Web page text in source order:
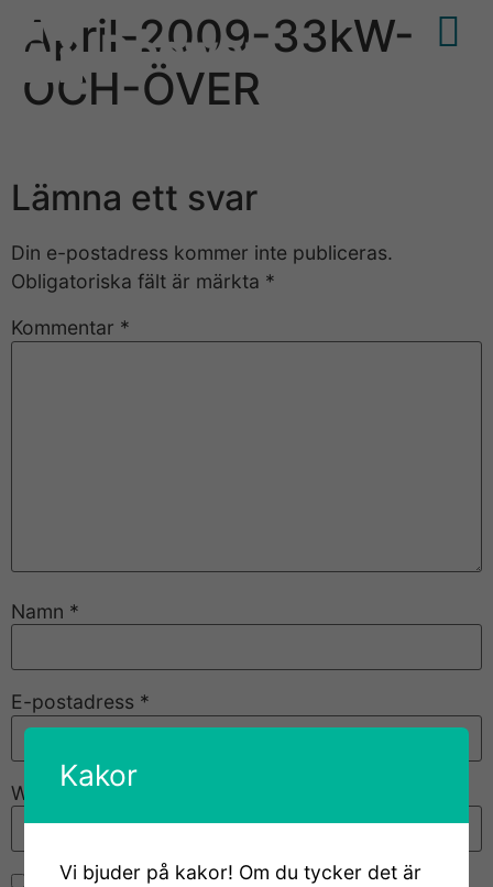
April-2009-33kW-
OCH-ÖVER
Lämna ett svar
Din e-postadress kommer inte publiceras.
Obligatoriska fält är märkta *
Kommentar *
Namn *
E-postadress *
Webbplats
Kakor
Vi bjuder på kakor! Om du tycker det är